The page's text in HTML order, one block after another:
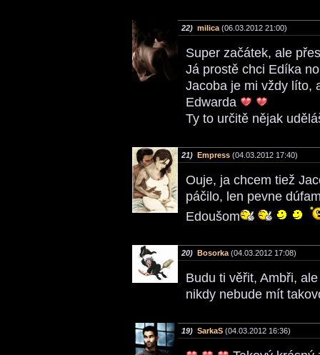
22) milica (06.03.2012 21:00)
Super začátek, ale
Já prostě chci Edíka
Jacoba je mi vždy líto,
Edwarda
Ty to určitě nějak
21) Empress (04.03.2012 17:40)
Ouje, ja chcem tiež
páčilo, len pevne
Edoušom
20) Bosorka (04.03.2012 17:08)
Budu ti věřit, Ambři,
nikdy nebude mít
19) SarkaS (04.03.2012 16:36)